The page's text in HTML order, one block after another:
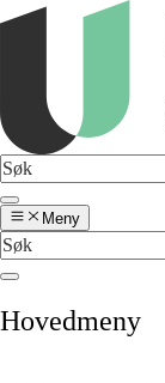
Meny
Hovedmeny